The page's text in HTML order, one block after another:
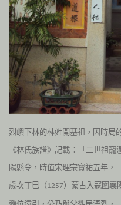
烈嶼下林的林姓開基祖，因時局
《林氏族譜》記載：「二世祖
陽縣令，時值宋理宗寶祐五年，
歲次丁巳（1257）蒙古入寇圍襄